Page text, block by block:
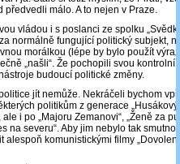
málo. A to nejen v Praze.
vládou i s poslanci ze spolku
normálně fungující politický subjekt,
morálkou (lépe by bylo použít
„našli“. Že pochopili svou kontrolní
budoucí politické změny.
jít nemůže. Nekráčeli bychom
politikům z generace
i po „Majoru Zemanovi“, „Ženě za
na severu“. Aby jim nebylo tak
komunistickými filmy